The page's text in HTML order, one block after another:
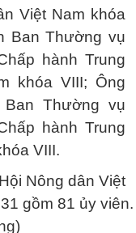
Việt Nam khóa
Ban Thường vụ
hành Trung
khóa VIII; Ông
Thường vụ
hành Trung
VIII.